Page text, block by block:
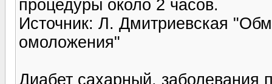
процедуры около 2 часов.
Источник: Л. Дмитриевская
омоложения"
Диабет сахарный, заболевания